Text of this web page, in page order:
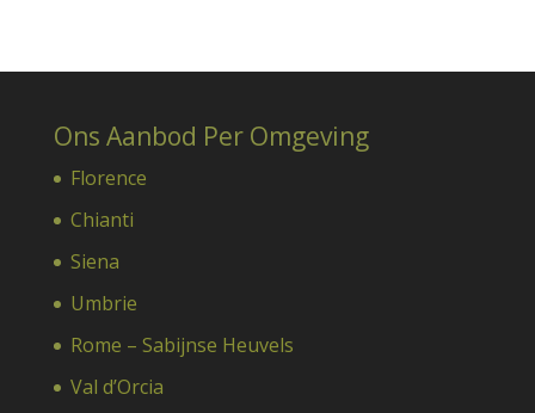
Ons Aanbod Per Omgeving
Florence
Chianti
Siena
Umbrie
Rome – Sabijnse Heuvels
Val d’Orcia